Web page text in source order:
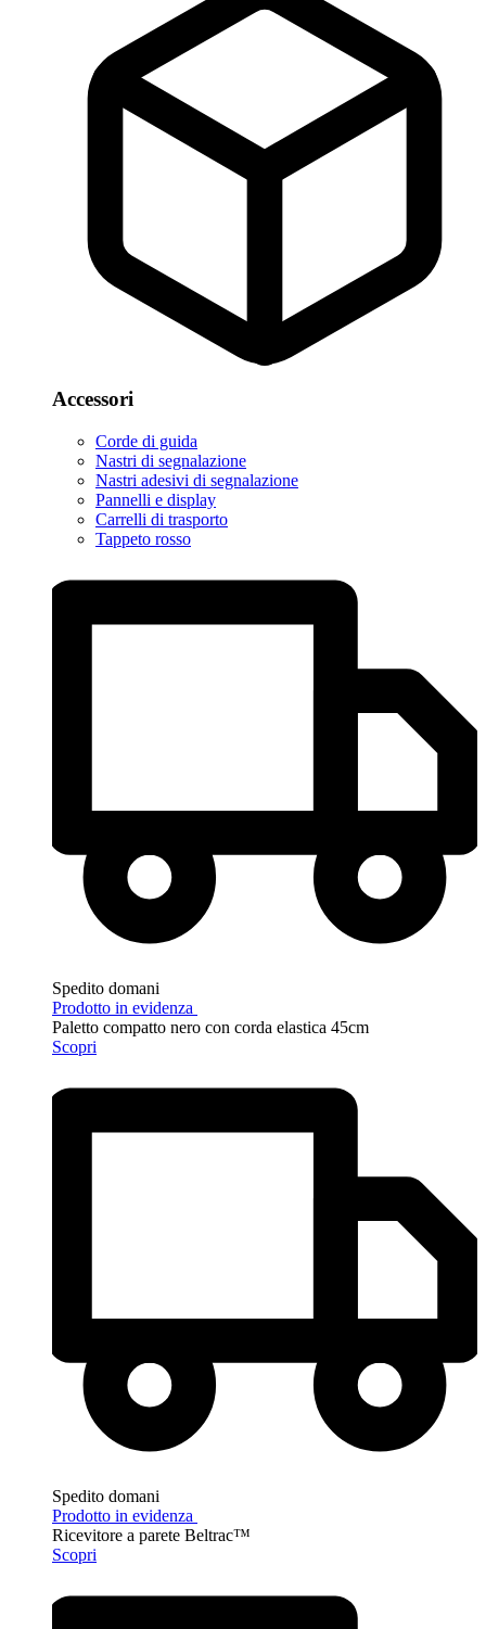
Accessori
Corde di guida
Nastri di segnalazione
Nastri adesivi di segnalazione
Pannelli e display
Carrelli di trasporto
Tappeto rosso
Spedito domani
Prodotto in evidenza
Paletto compatto nero con corda elastica 45cm
Spedito domani
Prodotto in evidenza
Ricevitore a parete Beltrac™